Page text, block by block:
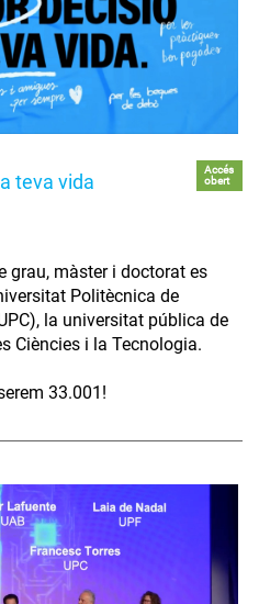
teva vida
Accés
obert
grau, màster i doctorat es
Politècnica de
la universitat pública de
Ciències i la Tecnologia.
33.001!